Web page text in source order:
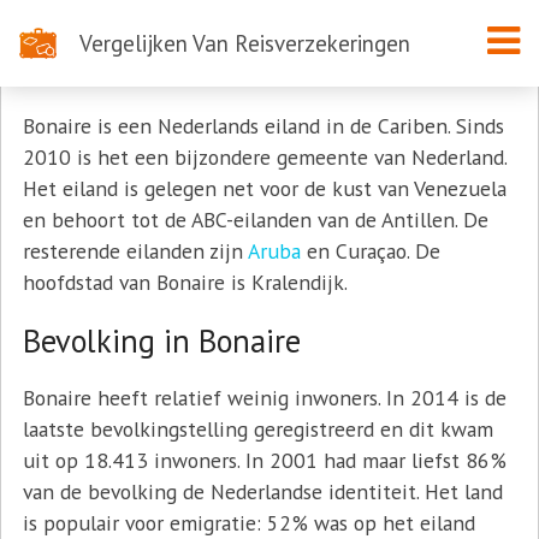
Vergelijken Van Reisverzekeringen
Reizen naar Bonaire
Bonaire is een Nederlands eiland in de Cariben. Sinds
2010 is het een bijzondere gemeente van Nederland.
Het eiland is gelegen net voor de kust van Venezuela
en behoort tot de ABC-eilanden van de Antillen. De
resterende eilanden zijnArubaen Curaçao. De
hoofdstad van Bonaire is Kralendijk.
Bevolking in Bonaire
Bonaire heeft relatief weinig inwoners. In 2014 is de
laatste bevolkingstelling geregistreerd en dit kwam
uit op 18.413 inwoners. In 2001 had maar liefst 86%
van de bevolking de Nederlandse identiteit. Het land
is populair voor emigratie: 52% was op het eiland